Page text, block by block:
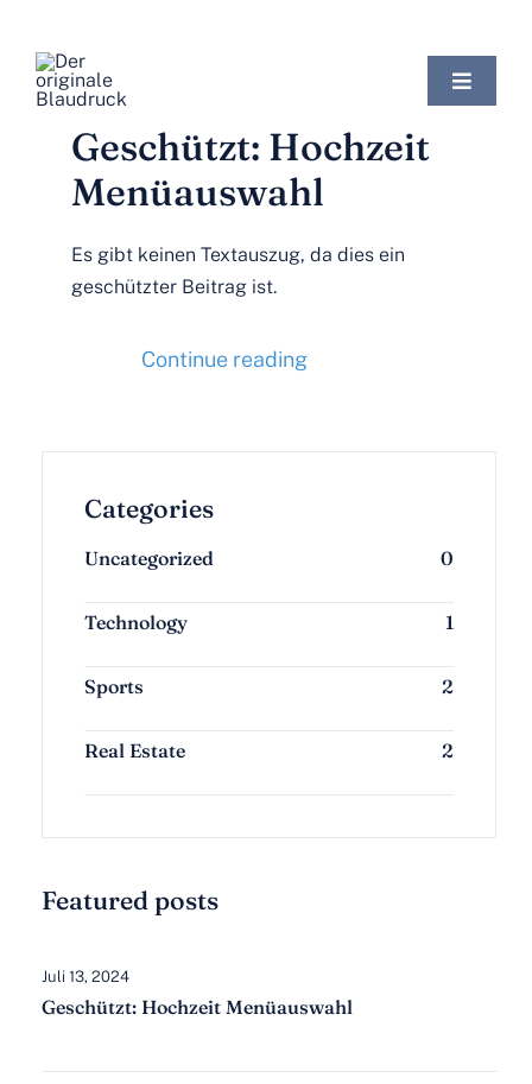
Inhalt
springen
Toggle
Startseite
Über uns
der Blaudruck
Kontakt
Published On: Juli 13th, 2024
Geschützt: Hochzeit
Menüauswahl
Es gibt keinen Textauszug, da dies ein
geschützter Beitrag ist.
Continue reading
Categories
Uncategorized 0
Technology 1
Sports 2
Real Estate 2
Featured posts
Juli 13, 2024
Geschützt: Hochzeit Menüauswahl